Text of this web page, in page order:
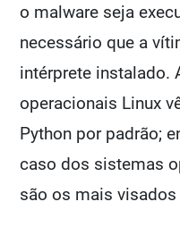
o malware seja
necessário que a
intérprete instalado.
operacionais Linux
Python por padrão;
caso dos sistemas
são os mais